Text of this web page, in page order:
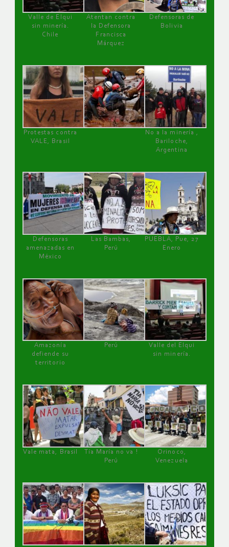
Valle de Elqui
sin minería.
Chile
Atentan contra
la Defensora
Francisca
Márquez
Defensoras de
Bolivia
Protestas contra
VALE, Brasil
No a la minería ,
Bariloche,
Argentina
Defensoras
amenazadas en
México
Las Bambas,
Perú
PUEBLA, Pue, 27
Enero
Amazonía
defiende su
territorio
Perú
Valle del Elqui
sin minería.
Vale mata, Brasil
Tía María no va !
Perú
Orinoco,
Venezuela